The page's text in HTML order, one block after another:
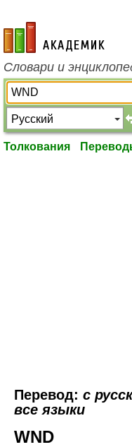
academic.ru
Словари и
Толкования
Перевод: с
все языки
WND